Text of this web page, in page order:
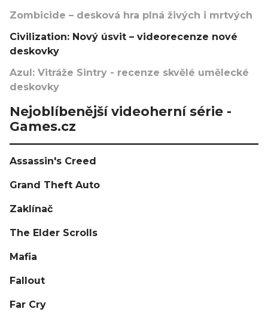
Zombicide – desková hra plná živých i mrtvých
Civilization: Nový úsvit – videorecenze nové
deskovky
Azul: Vitráže Sintry - recenze skvělé umělecké
deskovky
Nejoblíbenější videoherní série -
Games.cz
Assassin's Creed
Grand Theft Auto
Zaklínač
The Elder Scrolls
Mafia
Fallout
Far Cry